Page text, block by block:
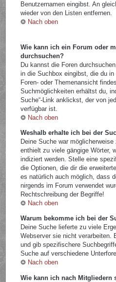
Benutzernamen eingibst. An
wieder von den Listen entfernen.
Nach oben
Wie kann ich ein Forum oder
durchsuchen?
Du kannst die Foren
in die Suchbox eingibst, die du
Foren- oder Themenansicht
Suchmöglichkeiten erhältst du,
Suche“-Link anklickst, der von
verfügbar ist.
Nach oben
Weshalb erhalte ich bei der
Deine Suche war
enthielt zu viele gängige Wörter,
indiziert werden. Stelle eine
die Optionen, die dir die
es natürlich auch möglich, dass
nirgends im Forum verwendet
Rechtschreibung der Begriffe!
Nach oben
Warum bekomme ich bei der
Deine Suche lieferte zu viele
Webserver sie nicht verarbeiten.
und gib spezifischere
Suche auf verschiedene
Nach oben
Wie kann ich nach Mitgliedern